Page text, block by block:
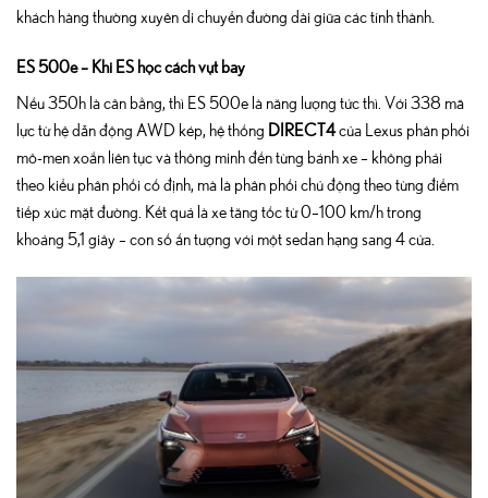
khách hàng thường xuyên di chuyển đường dài giữa các tỉnh thành.
ES 500e – Khi ES học cách vụt bay
Nếu 350h là cân bằng, thì ES 500e là năng lượng tức thì. Với 338 mã
lực từ hệ dẫn động AWD kép, hệ thống DIRECT4của Lexus phân phối
mô-men xoắn liên tục và thông minh đến từng bánh xe – không phải
theo kiểu phân phối cố định, mà là phân phối chủ động theo từng điểm
tiếp xúc mặt đường. Kết quả là xe tăng tốc từ 0–100 km/h trong
khoảng 5,1 giây – con số ấn tượng với một sedan hạng sang 4 cửa.